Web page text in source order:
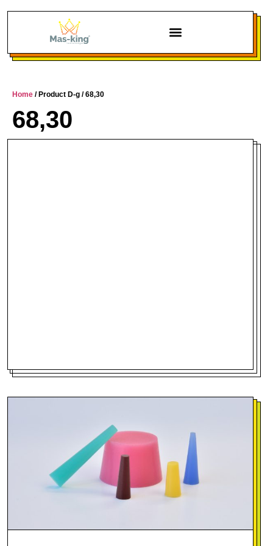
Home / Product D-g / 68,30
68,30